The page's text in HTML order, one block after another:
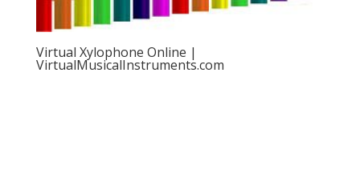
Virtual Xylophone Online |
VirtualMusicalInstruments.com